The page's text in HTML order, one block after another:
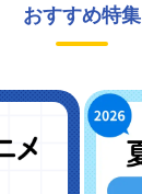
おすすめ特集